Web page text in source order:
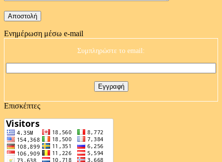
Ενημέρωση μέσω e-mail
Συμπληρώστε το email:
Επισκέπτες